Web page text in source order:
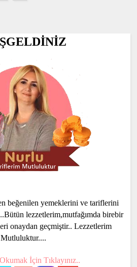
beğenilen yemeklerini ve tariflerini
lezzetlerim,mutfağımda birebir
onaydan geçmiştir.. Lezzetlerim
Mutluluktur....
İçin Tıklayınız..